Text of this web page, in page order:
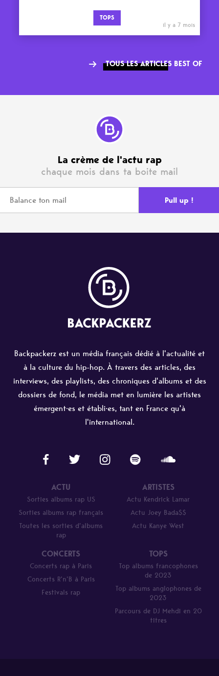
TOPS
il y a 7 mois
TOUS LES ARTICLES BEST OF
La crème de l'actu rap
chaque mois dans ta boite mail
Backpackerz est un média français dédié à l'actualité et
à la culture du hip-hop. À travers des articles, des
interviews, des playlists, des chroniques d'albums et des
dossiers de fond, le média met en lumière les artistes
émergent·es et établi·es, tant en France qu'à
l'international.
ACTU
Sorties albums rap US
Sorties albums rap français
Toutes les sorties d’albums
rap
ARTISTES
Actu Kendrick Lamar
Actu Joey Bada$$
Actu Kanye West
CONCERTS
Concerts rap à Paris
Concerts R’n’B à Paris
Festivals rap
TOPS
Top albums francophones
de 2023
Top albums anglophones de
2023
Parcours de DJ Mehdi en 20
titres